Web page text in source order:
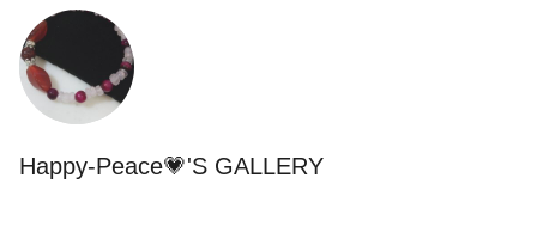
Happy-Peace💗'S GALLERY